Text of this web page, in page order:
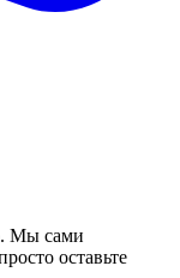
Мы сами
оставьте